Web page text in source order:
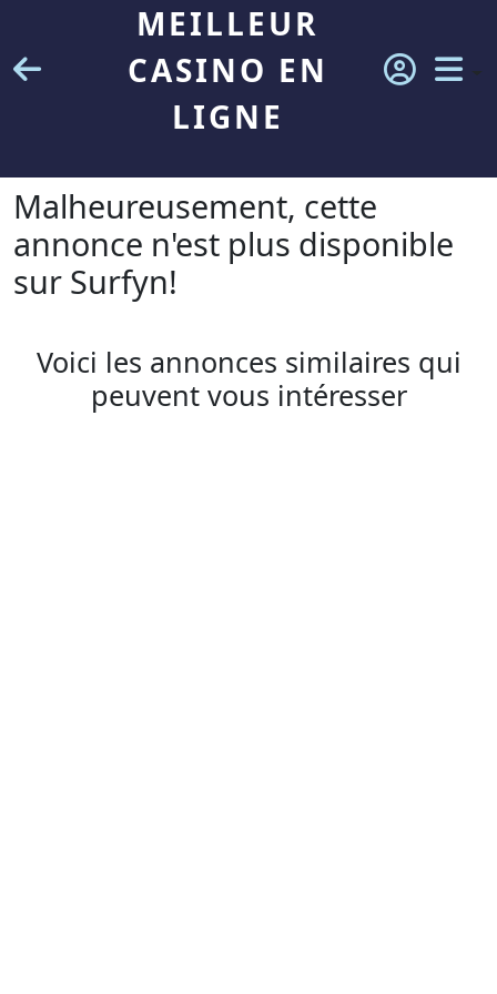
MEILLEUR
CASINO EN
LIGNE
Malheureusement, cette
annonce n'est plus disponible
sur Surfyn!
Voici les annonces similaires qui
peuvent vous intéresser